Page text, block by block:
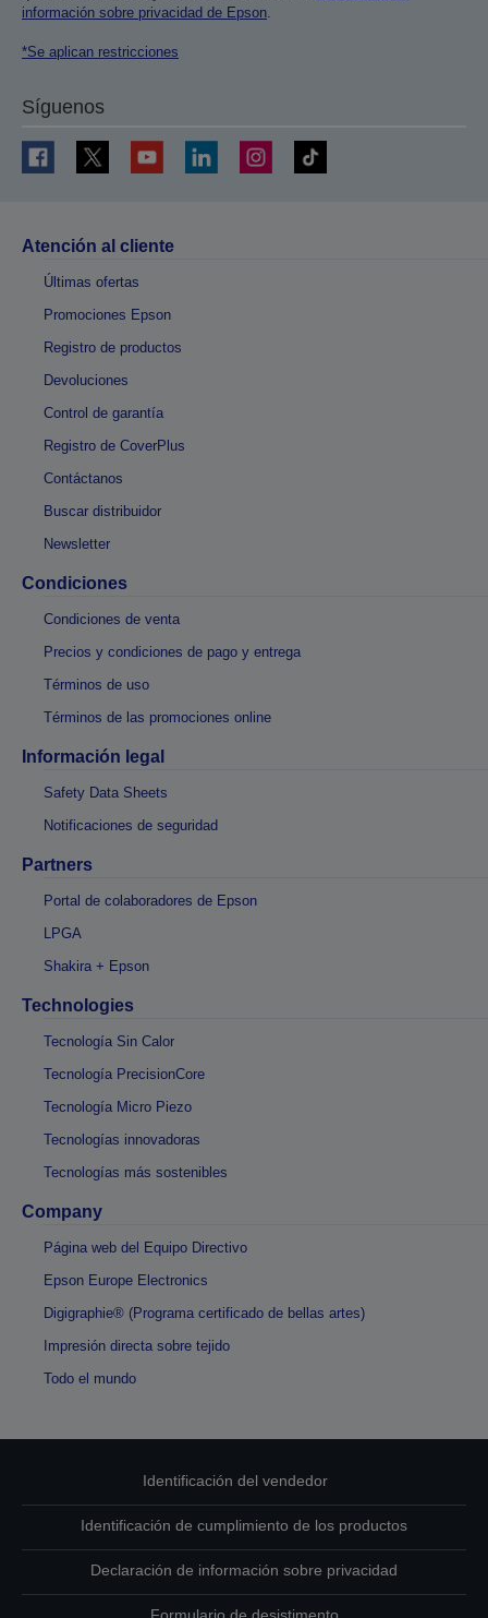
información sobre privacidad de Epson
*Se aplican restricciones
Síguenos
Atención al cliente
Últimas ofertas
Promociones Epson
Registro de productos
Devoluciones
Control de garantía
Registro de CoverPlus
Contáctanos
Buscar distribuidor
Newsletter
Condiciones
Condiciones de venta
Precios y condiciones de pago y entrega
Términos de uso
Términos de las promociones online
Información legal
Safety Data Sheets
Notificaciones de seguridad
Partners
Portal de colaboradores de Epson
LPGA
Shakira + Epson
Technologies
Tecnología Sin Calor
Tecnología PrecisionCore
Tecnología Micro Piezo
Tecnologías innovadoras
Tecnologías más sostenibles
Company
Página web del Equipo Directivo
Epson Europe Electronics
Digigraphie® (Programa certificado de bellas artes)
Impresión directa sobre tejido
Todo el mundo
Identificación del vendedor
Identificación de cumplimiento de los productos
Declaración de información sobre privacidad
Formulario de desistimento